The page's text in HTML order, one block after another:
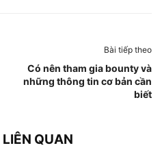
Bài tiếp theo
Có nên tham gia bounty và
những thông tin cơ bản cần
biết
QUAN